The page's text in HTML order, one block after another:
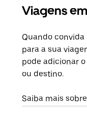
Viagens
Quando
para a sua
pode adicionar
ou destino.
Saiba mais